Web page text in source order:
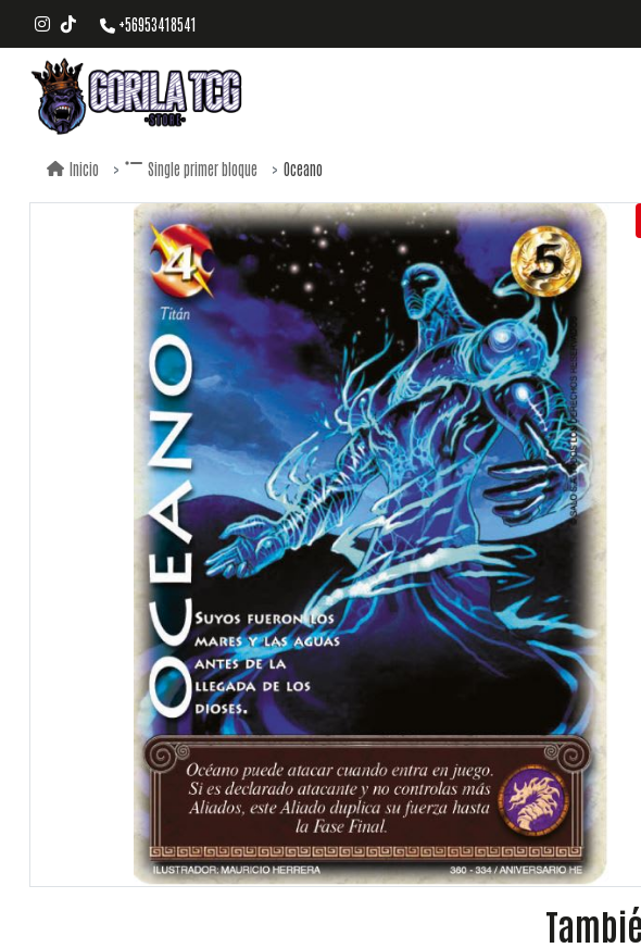
+56953418541
Inicio Single primer bloque Oceano